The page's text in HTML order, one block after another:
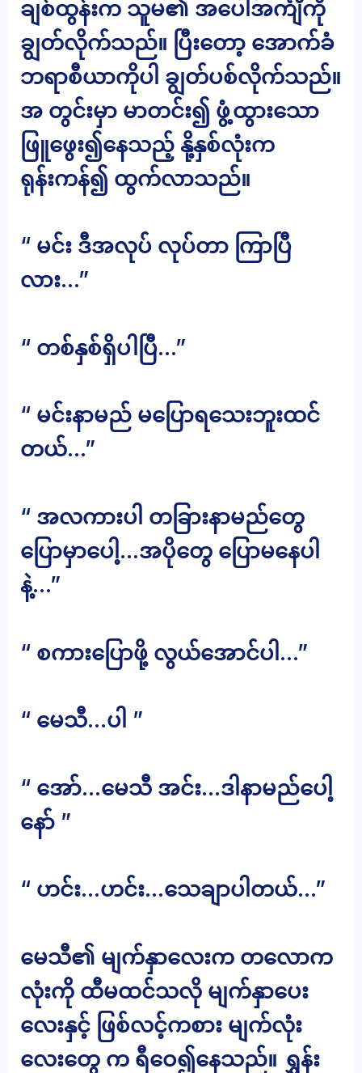
ချစ်ထွန်းက သူမ၏ အပေါ်အင်္ကျီကို
ချွတ်လိုက်သည်။ ပြီးတော့ အောက်ခံ
ဘရာစီယာကိုပါ ချွတ်ပစ်လိုက်သည်။
အ တွင်းမှာ မာတင်း၍ ဖွံ့ထွားသော
ဖြူဖွေး၍နေသည့် နို့နှစ်လုံးက
ရုန်းကန်၍ ထွက်လာသည်။
“ မင်း ဒီအလုပ် လုပ်တာ ကြာပြီ
လား…”
“ တစ်နှစ်ရှိပါပြီ…”
“ မင်းနာမည် မပြောရသေးဘူးထင်
တယ်…”
“ အလကားပါ တခြားနာမည်တွေ
ပြောမှာပေါ့…အပိုတွေ ပြောမနေပါ
နဲ့…”
“ စကားပြောဖို့ လွယ်အောင်ပါ…”
“ မေသီ…ပါ ”
“ အော်…မေသီ အင်း…ဒါနာမည်ပေါ့
နော် ”
“ ဟင်း…ဟင်း…သေချာပါတယ်…”
မေသီ၏ မျက်နှာလေးက တလောက
လုံးကို ထီမထင်သလို မျက်နှာပေး
လေးနှင့် ဖြစ်လင့်ကစား မျက်လုံး
လေးတွေ က ရီဝေ၍နေသည်။ ရွှန်း